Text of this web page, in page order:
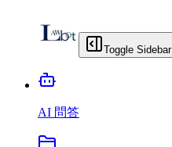
Toggle Sidebar
AI 問答